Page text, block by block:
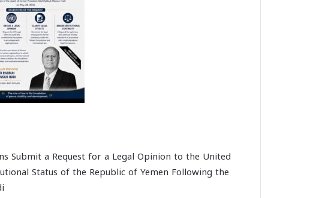
Submit a Request for a Legal Opinion to the United
Status of the Republic of Yemen Following the